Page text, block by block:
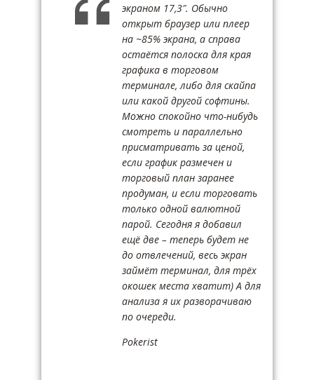
экраном 17,3″. Обычно
открыт браузер или плеер
на ~85% экрана, а справа
остаётся полоска для края
графика в торговом
терминале, либо для скайпа
или какой другой софтины.
Можно спокойно что-нибудь
смотреть и параллельно
присматривать за ценой,
если график размечен и
торговый план заранее
продуман, и если торговать
только одной валютной
парой. Сегодня я добавил
ещё две – теперь будет не
до отвлечений, весь экран
займёт терминал, для трёх
окошек места хватит) А для
анализа я их разворачиваю
по очереди.
Pokerist